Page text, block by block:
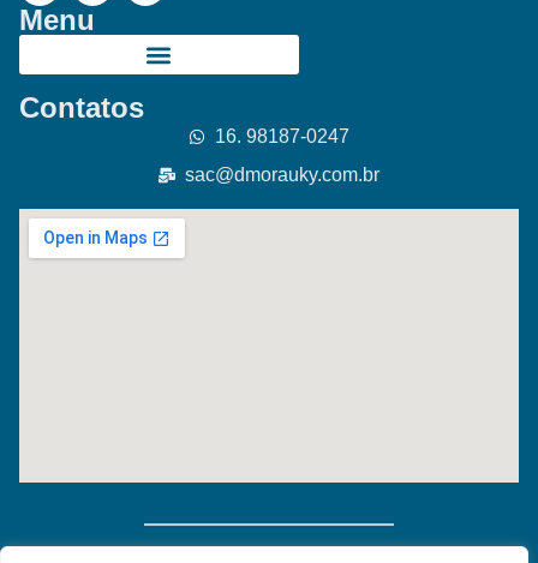
Menu
Contatos
16. 98187-0247
sac@dmorauky.com.br